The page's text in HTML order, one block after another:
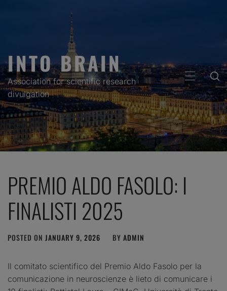
INTO BRAIN
Association for scientific research
divulgation
PRIMARY
MENU
PREMIO ALDO FASOLO: I
FINALISTI 2025
POSTED ON JANUARY 9, 2026 BY ADMIN
Il comitato scientifico del Premio Aldo Fasolo per la
comunicazione in neuroscienze è lieto di comunicare i